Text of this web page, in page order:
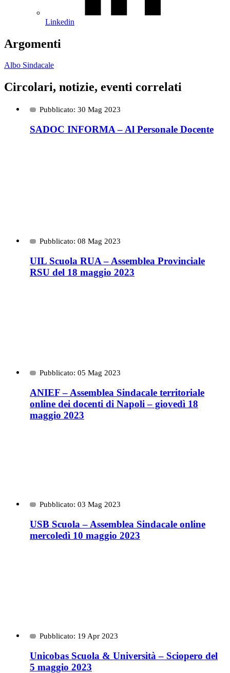
Linkedin
Argomenti
Albo Sindacale
Circolari, notizie, eventi correlati
Pubblicato: 30 Mag 2023
SADOC INFORMA – Al Personale Docente
Pubblicato: 08 Mag 2023
UIL Scuola RUA – Assemblea Provinciale
RSU del 18 maggio 2023
Pubblicato: 05 Mag 2023
ANIEF – Assemblea Sindacale territoriale
online dei docenti di Napoli – giovedì 18
maggio 2023
Pubblicato: 03 Mag 2023
USB Scuola – Assemblea Sindacale online
mercoledì 10 maggio 2023
Pubblicato: 19 Apr 2023
Unicobas Scuola & Università – Sciopero del
5 maggio 2023